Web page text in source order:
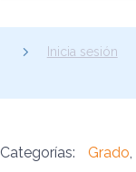
Inicia sesión
Categorías: Grado,